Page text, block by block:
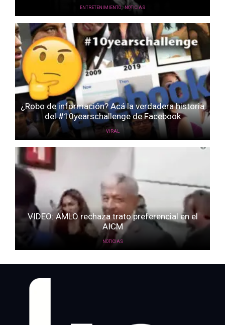
ENTRETENIMIENTO, NOTICIAS
¿Robo de información? Acá la verdadera historia
del #10yearschallenge de Facebook
VIRAL
VIDEO: AMLO rechaza trato preferencial en el
AICM
NOTICIAS